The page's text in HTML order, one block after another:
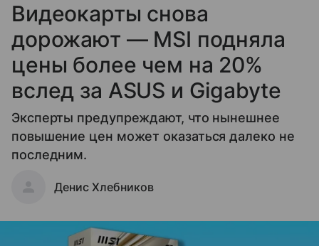
Видеокарты снова
дорожают — MSI подняла
цены более чем на 20%
вслед за ASUS и Gigabyte
Эксперты предупреждают, что нынешнее
повышение цен может оказаться далеко не
последним.
Денис Хлебников